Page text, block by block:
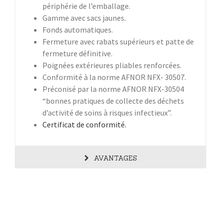
périphérie de l’emballage.
Gamme avec sacs jaunes.
Fonds automatiques.
Fermeture avec rabats supérieurs et patte de
fermeture définitive.
Poignées extérieures pliables renforcées.
Conformité à la norme AFNOR NFX- 30507.
Préconisé par la norme AFNOR NFX-30504
“bonnes pratiques de collecte des déchets
d’activité de soins à risques infectieux”.
Certificat de conformité.
AVANTAGES